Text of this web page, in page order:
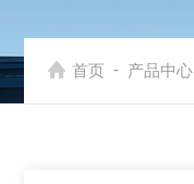
首页 - 产品中心